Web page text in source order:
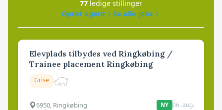
77 ledige stillinger
Opret agent
Se alle jobs
Elevplads tilbydes ved Ringkøbing /
Trainee placement Ringkøbing
Grise
6950, Ringkøbing NY 06. aug.